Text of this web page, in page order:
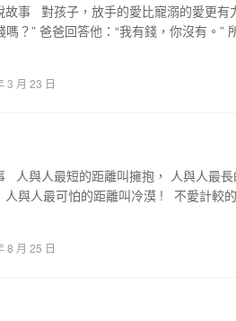
故事 對孩子，放手的愛比寵溺的愛更
嗎？” 爸爸回答他：“我有錢，你沒有。”
3 月 23 日
人與人最短的距離叫擁抱， 人與人最
人與人最可怕的距離叫冷漠 ! 不愛計較
8 月 25 日